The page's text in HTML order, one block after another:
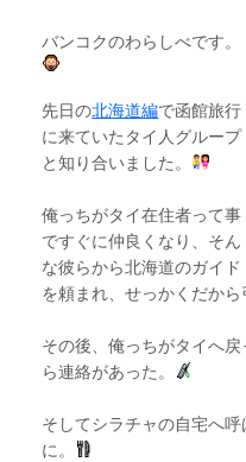
バンコクのわらしべです。
先日の北海道編で函館旅行
に来ていたタイ人グループ
と知り合いました。
俺っちがタイ在住者って事
ですぐに仲良くなり、そん
な彼らから北海道のガイド
を頼まれ、せっかくだから
その後、俺っちがタイへ
ら連絡があった。
そしてシラチャの自宅へ
に。